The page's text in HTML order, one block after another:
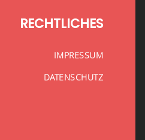
RECHTLICHES
IMPRESSUM
DATENSCHUTZ